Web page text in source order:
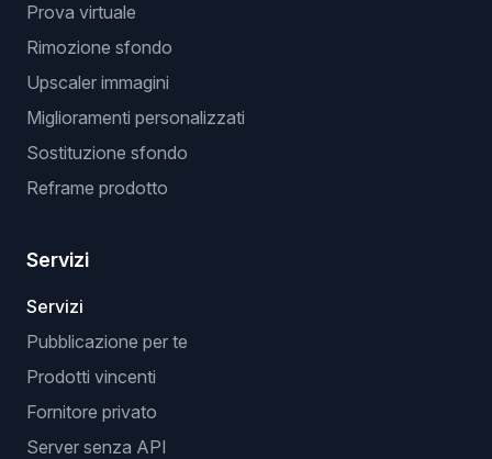
Prova virtuale
Rimozione sfondo
Upscaler immagini
Miglioramenti personalizzati
Sostituzione sfondo
Reframe prodotto
Servizi
Servizi
Pubblicazione per te
Prodotti vincenti
Fornitore privato
Server senza API